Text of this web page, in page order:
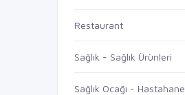
Restaurant
Sağlık - Sağlık Ürünleri
Sağlık Ocağı - Hastahane